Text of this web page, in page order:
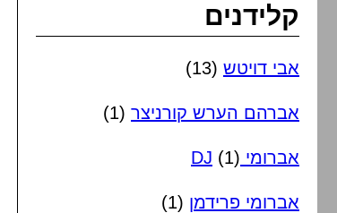
קלידנים
אבי דויטש (13)
אברהם הערש קורניצר (1)
אברומי DJ (1)
אברומי פרידמן (1)